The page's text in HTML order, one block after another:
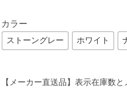
カラー
ストーングレー ホワイト
【メーカー直送品】表示在庫数